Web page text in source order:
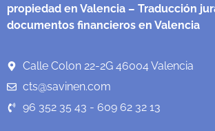
propiedad en Valencia – Traducción
documentos financieros en Valencia
Calle Colon 22-2G 46004 Valencia
cts@savinen.com
96 352 35 43 - 609 62 32 13